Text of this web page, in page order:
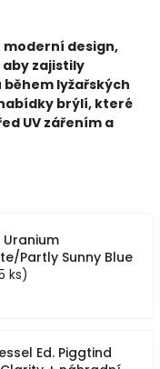
moderní design,
zajistily
lyžařských
brýlí, které
UV zářením a
Uranium
Partly Sunny Blue
ks)
Ed. Piggtind